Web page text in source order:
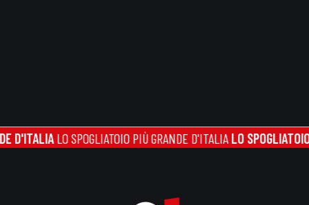
LO SPOGLIATOIO PIÙ GRANDE D'ITALIALO SPOGLIATOIO